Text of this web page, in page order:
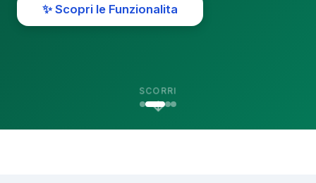
✨ Scopri le Funzionalita
SCORRI